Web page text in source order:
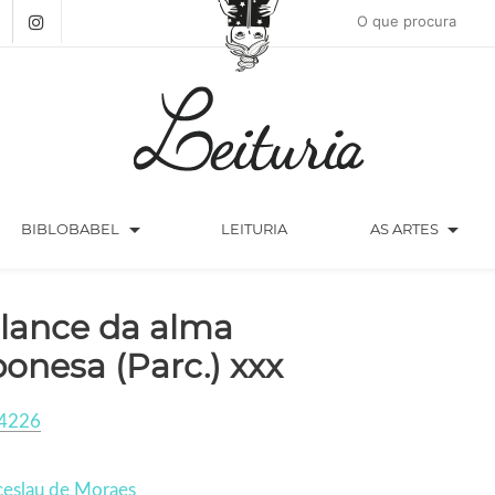
BIBLOBABEL arrow_drop_down LEITURIA AS ARTES arrow_drop_down
da alma
(Parc.) xxx
de Moraes